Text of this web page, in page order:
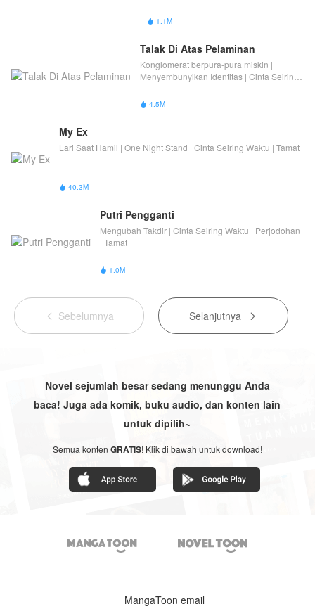
 1.1M
Talak Di Atas Pelaminan
Konglomerat berpura-pura miskin |
Menyembunyikan Identitas | Cinta Seiring
 4.5M
My Ex
Lari Saat Hamil | One Night Stand | Cinta Seiring Waktu | Tamat
 40.3M
Putri Pengganti
Mengubah Takdir | Cinta Seiring Waktu | Perjodohan
| Tamat
 1.0M
 Sebelumnya Selanjutnya 
Novel sejumlah besar sedang menunggu Anda
baca! Juga ada komik, buku audio, dan konten lain
untuk dipilih~
Semua konten GRATIS! Klik di bawah untuk download!
 
MangaToon email